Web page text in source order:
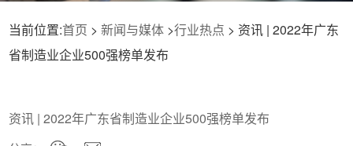
当前位置:首页 >新闻与媒体 >行业热点 > 资讯 | 2022年广东
省制造业企业500强榜单发布
资讯 | 2022年广东省制造业企业500强榜单发布